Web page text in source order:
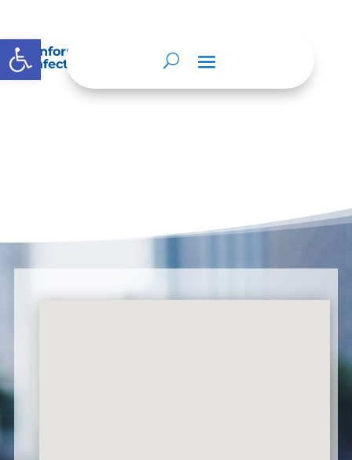
Abrir barra de herramientas
Información sobre decisiones que puede
afectar al público